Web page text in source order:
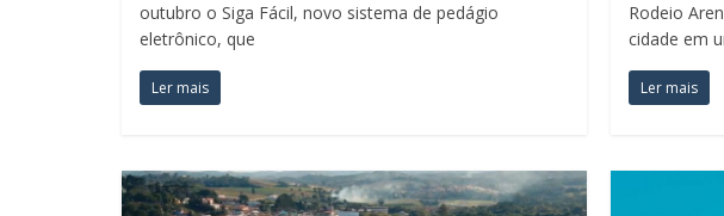
outubro o Siga Fácil, novo sistema de pedágio
eletrônico, que
Ler mais
Rodeio
cidade em
Ler mais